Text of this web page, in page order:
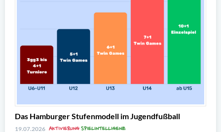
Das Hamburger Stufenmodell im Jugendfußball
19.07.2026 AKTIVIERUNGSPIELINTELLIGENZ